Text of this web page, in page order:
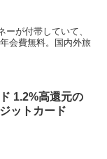
が付帯していて、
会費無料。国内外旅
1.2%高還元の
ットカード